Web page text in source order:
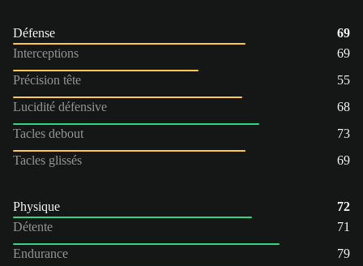
Défense
69
Interceptions
69
Précision tête
55
Lucidité défensive
68
Tacles debout
73
Tacles glissés
69
Physique
72
Détente
71
Endurance
79